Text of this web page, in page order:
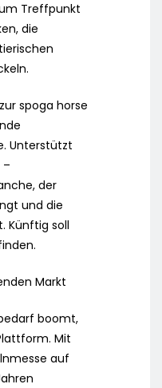
Treffpunkt
die
spoga horse
Unterstützt
–
der
und die
Künftig soll
Markt
boomt,
Mit
auf